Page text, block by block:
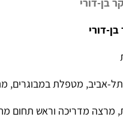
דורי
אביב, מטפלת במבוגרים,
מרצה מדריכה וראש תחום